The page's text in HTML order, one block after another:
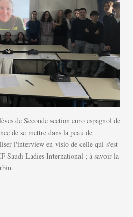
de Seconde section euro espagnol de
de se mettre dans la peau de
l'interview en visio de celle qui s'est
Saudi Ladies International ; à savoir la